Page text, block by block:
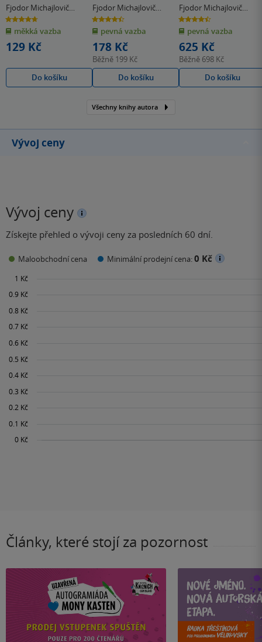
Fjodor Michajlovič
Dostojevskij
4.7
z
5
hvězdiček
měkká vazba
129 Kč
Do košíku
Fjodor Michajlovič
Dostojevskij
4.5
z
5
hvězdiček
pevná vazba
178 Kč
Běžně 199 Kč
Do košíku
Fjodor Michajlovič
Dostojevskij
4.5
z
5
hvězdiček
pevná vazba
625 Kč
Běžně 698 Kč
Do košíku
Všechny knihy autora
Vývoj ceny
Vývoj ceny
Získejte přehled o vývoji ceny za posledních 60 dní.
Maloobchodní cena Minimální prodejní cena:0 Kč
Články, které stojí za pozornost